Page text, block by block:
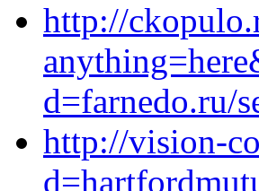
http://
d=farnedo.ru/
http://vision-